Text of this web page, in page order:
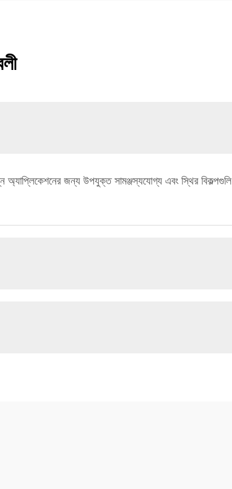
অ্যাপ্লিকেশনের জন্য উপযুক্ত সামঞ্জস্যযোগ্য এবং স্থির বিকল্পগুলি